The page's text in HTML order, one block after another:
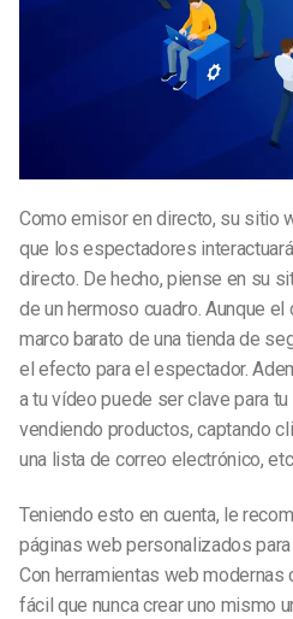
Como emisor en directo, su sitio
que los espectadores
directo. De hecho, piense en su
de un hermoso cuadro. Aunque el
marco barato de una tienda de
el efecto para el espectador.
a tu vídeo puede ser clave para
vendiendo productos, captando
una lista de correo electrónico,
Teniendo esto en cuenta, le
páginas web personalizados
Con herramientas web modernas
fácil que nunca crear uno mismo